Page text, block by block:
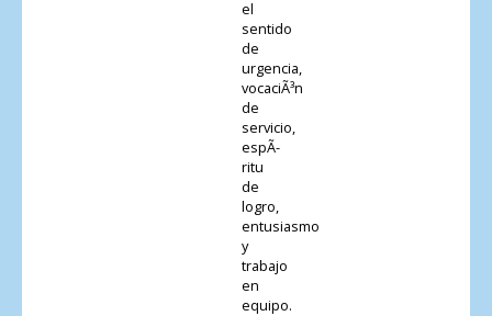
el
sentido
de
urgencia,
vocaciÃ³n
de
servicio,
espÃ­
ritu
de
logro,
entusiasmo
y
trabajo
en
equipo.